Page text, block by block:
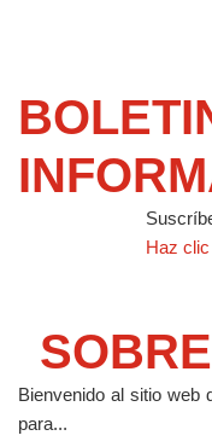
Haz
Bienvenido al sitio web
para...